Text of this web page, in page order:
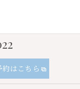
約はこちら